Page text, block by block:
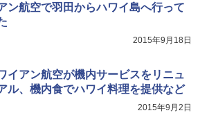
ン航空で羽田からハワイ島へ行って
2015年9月18日
イアン航空が機内サービスをリニュ
ル、機内食でハワイ料理を提供など
2015年9月2日